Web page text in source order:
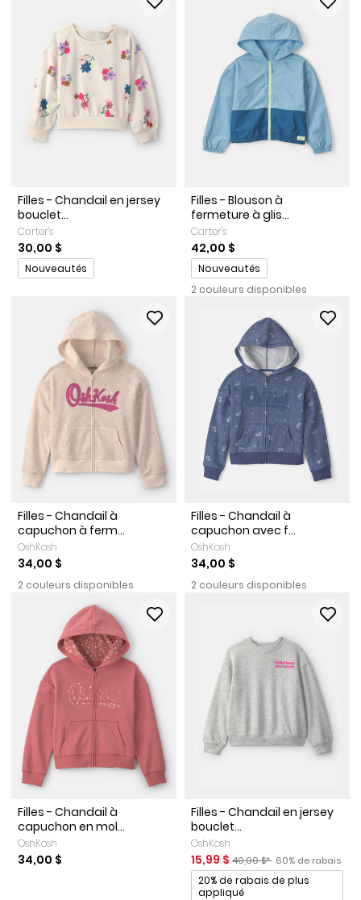
Filles - Chandail en jersey
bouclet...
Carter's
30,00 $
Promotions
Nouveautés
Filles - Blouson à
fermeture à glis...
Carter's
42,00 $
Promotions
Nouveautés
2 couleurs disponibles
Filles - Chandail à
capuchon à ferm...
OshKosh
34,00 $
2 couleurs disponibles
Filles - Chandail à
capuchon avec f...
OshKosh
34,00 $
2 couleurs disponibles
Filles - Chandail à
capuchon en mol...
OshKosh
34,00 $
Filles - Chandail en jersey
bouclet...
OshKosh
Prix de solde
15,99 $ Prix ​​de détail suggéré par
40,00 $* Pourcentage de
60% de rabais
Promotions
20% de rabais de plus
appliqué